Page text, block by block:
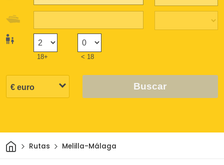
18+ < 18
Buscar
InicioRutas Melilla-Málaga